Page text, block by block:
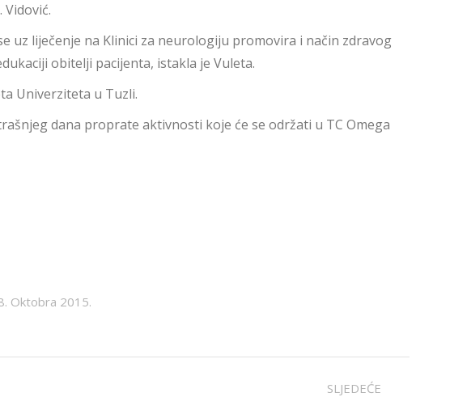
uz liječenje na Klinici za neurologiju promovira i način zdravog
obitelji pacijenta, istakla je Vuleta.
Univerziteta u Tuzli.
dana proprate aktivnosti koje će se održati u TC Omega
Oktobra 2015.
SLJEDEĆE